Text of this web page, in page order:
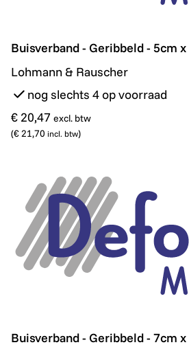
Buisverband - Geribbeld - 5cm x
Buisverband - Geribbeld - 5cm
Lohmann & Rauscher
nog slechts 4 op voorraad
€ 20,47 excl. btw
(€ 21,70 incl. btw)
Buisverband - Geribbeld - 7cm x
Buisverband - Geribbeld - 7cm